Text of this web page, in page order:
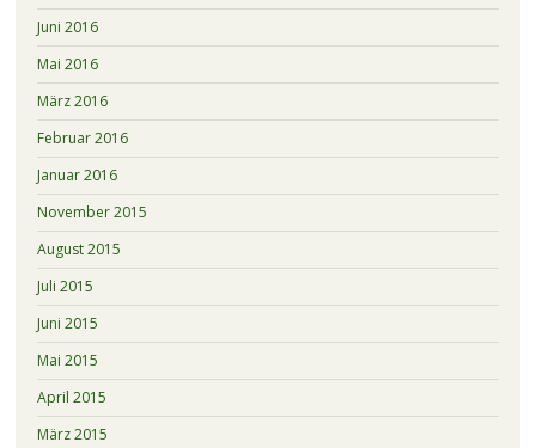
Juni 2016
Mai 2016
März 2016
Februar 2016
Januar 2016
November 2015
August 2015
Juli 2015
Juni 2015
Mai 2015
April 2015
März 2015